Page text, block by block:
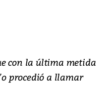
con la última metida
procedió a llamar